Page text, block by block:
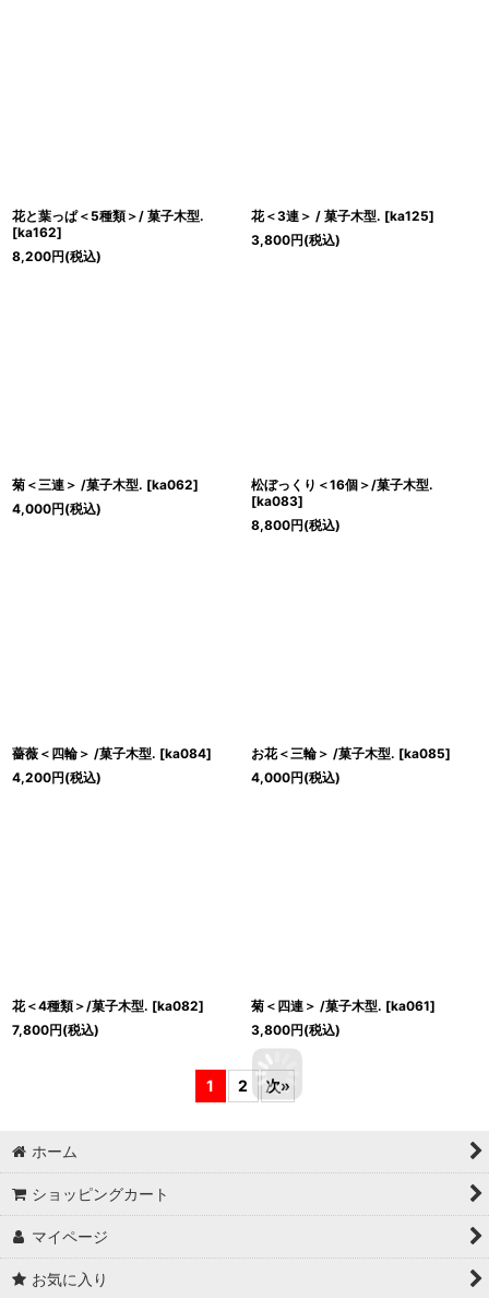
花と葉っぱ＜5種類＞/ 菓子木型.
[ka162]
8,200円(税込)
花＜3連＞ / 菓子木型. [ka125]
3,800円(税込)
菊＜三連＞ /菓子木型. [ka062]
4,000円(税込)
松ぼっくり＜16個＞/菓子木型.
[ka083]
8,800円(税込)
薔薇＜四輪＞ /菓子木型. [ka084]
4,200円(税込)
お花＜三輪＞ /菓子木型. [ka085]
4,000円(税込)
花＜4種類＞/菓子木型. [ka082]
7,800円(税込)
菊＜四連＞ /菓子木型. [ka061]
3,800円(税込)
1 2 次»
ホーム
ショッピングカート
マイページ
お気に入り